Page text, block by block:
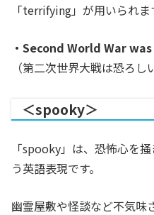
「terrifying」が用いられま
・Second World War
（第二次世界大戦は恐ろし
＜spooky＞
「spooky」は、恐怖心を
う英語表現です。
幽霊屋敷や怪談など不気味